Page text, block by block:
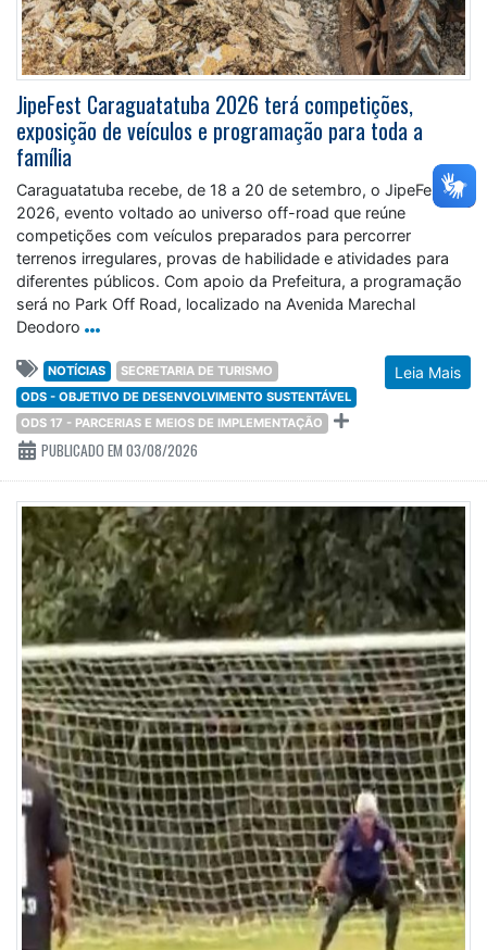
JipeFest Caraguatatuba 2026 terá competições,
exposição de veículos e programação para toda a
família
Caraguatatuba recebe, de 18 a 20 de setembro, o JipeFest
2026, evento voltado ao universo off-road que reúne
competições com veículos preparados para percorrer
terrenos irregulares, provas de habilidade e atividades para
diferentes públicos. Com apoio da Prefeitura, a programação
será no Park Off Road, localizado na Avenida Marechal
Deodoro
Leia Mais
NOTÍCIAS
SECRETARIA DE TURISMO
ODS - OBJETIVO DE DESENVOLVIMENTO SUSTENTÁVEL
ODS 17 - PARCERIAS E MEIOS DE IMPLEMENTAÇÃO
PUBLICADO EM 03/08/2026